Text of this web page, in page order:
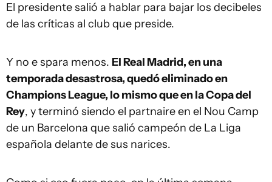
El presidente salió a hablar para bajar los decibeles
de las críticas al club que preside.
Y no e spara menos. El Real Madrid, en una
temporada desastrosa, quedó eliminado en
Champions League, lo mismo que en la Copa del
Rey, y terminó siendo el partnaire en el Nou Camp
de un Barcelona que salió campeón de La Liga
española delante de sus narices.